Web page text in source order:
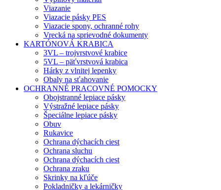
Viazanie
Viazacie pásky PES
Viazacie spony, ochranné rohy
Vrecká na sprievodné dokumenty
KARTÓNOVÁ KRABICA
3VL – trojvrstvové krabice
5VL – päťvrstvová krabica
Hárky z vlnitej lepenky
Obaly na sťahovanie
OCHRANNÉ PRACOVNÉ POMOCKY
Obojstranné lepiace pásky
Výstražné lepiace pásky
Špeciálne lepiace pásky
Obuv
Rukavice
Ochrana dýchacích ciest
Ochrana sluchu
Ochrana dýchacích ciest
Ochrana zraku
Skrinky na kľúče
Pokladničky a lekárničky